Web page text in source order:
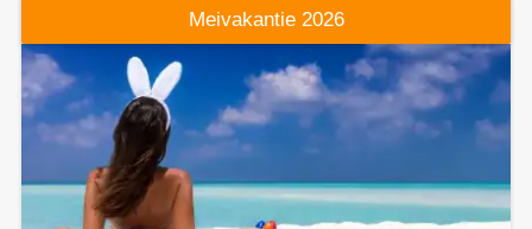
Meivakantie 2026